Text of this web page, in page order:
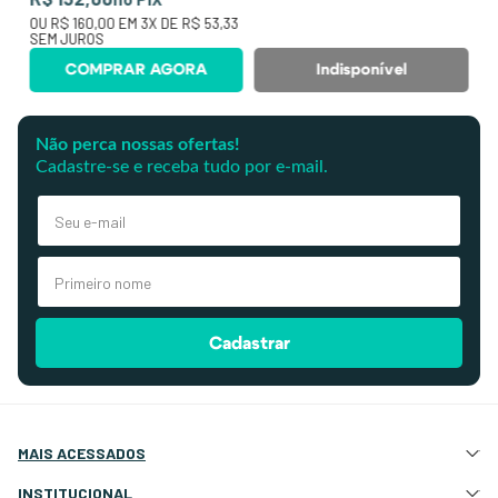
OU R$ 160,00 EM 3X DE R$ 53,33
SEM JUROS
COMPRAR AGORA Indisponível
Não perca nossas ofertas!
Cadastre-se e receba tudo por e-mail.
Cadastrar
MAIS ACESSADOS
Atração e Ancoragem
INSTITUCIONAL